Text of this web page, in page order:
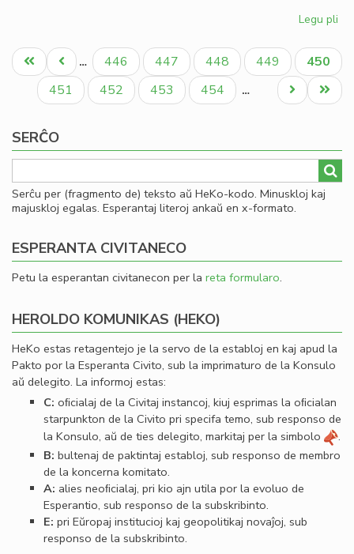
Legu pli
pri
en
Pagination
Unua
paĝo
Antaŭa
paĝo
… Paĝo
446 Paĝo
447 Paĝo
448 Paĝo
449
Aktuala
paĝo
450
Paĝo
451 Paĝo
452 Paĝo
453 Paĝo
454 …
Last
page
Next
page
SERĈO
Serĉu per (fragmento de) teksto aŭ HeKo-kodo. Minuskloj kaj
majuskloj egalas. Esperantaj literoj ankaŭ en x-formato.
ESPERANTA CIVITANECO
Petu la esperantan civitanecon per la reta formularo.
HEROLDO KOMUNIKAS (HEKO)
HeKo estas retagentejo je la servo de la establoj en kaj apud la
Pakto por la Esperanta Civito, sub la imprimaturo de la Konsulo
aŭ delegito. La informoj estas:
C: oﬁcialaj de la Civitaj instancoj, kiuj esprimas la oﬁcialan
starpunkton de la Civito pri specifa temo, sub responso de
la Konsulo, aŭ de ties delegito, markitaj per la simbolo
.
B: bultenaj de paktintaj establoj, sub responso de membro
de la koncerna komitato.
A: alies neoﬁcialaj, pri kio ajn utila por la evoluo de
Esperantio, sub responso de la subskribinto.
E: pri Eŭropaj institucioj kaj geopolitikaj novaĵoj, sub
responso de la subskribinto.